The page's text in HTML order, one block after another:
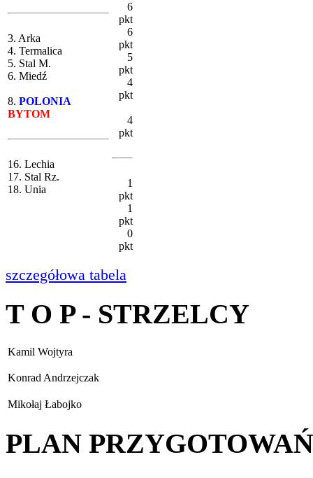
3. Arka
4. Termalica
5. Stal M.
6. Miedź
8. POLONIA
BYTOM
16. Lechia
17. Stal Rz.
18. Unia
6
pkt
6
pkt
5
pkt
4
pkt
4
pkt
1
pkt
1
pkt
0
pkt
szczegółowa tabela
T O P - STRZELCY
Kamil Wojtyra
Konrad Andrzejczak
Mikołaj Łabojko
PLAN PRZYGOTOWAŃ